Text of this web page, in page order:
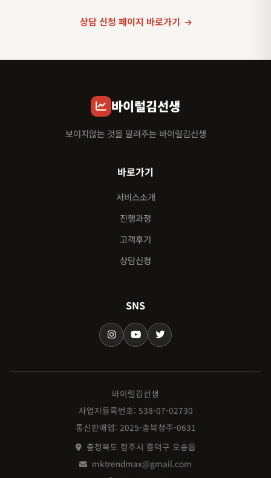
상담 신청 페이지 바로가기
바이럴김선생
보이지않는 것을 알려주는 바이럴김선생
바로가기
서비스소개
진행과정
고객후기
상담신청
SNS
바이럴김선생
사업자등록번호: 538-07-02730
통신판매업: 2025-충북청주-0631
충청북도 청주시 흥덕구 오송읍
mktrendmax@gmail.com